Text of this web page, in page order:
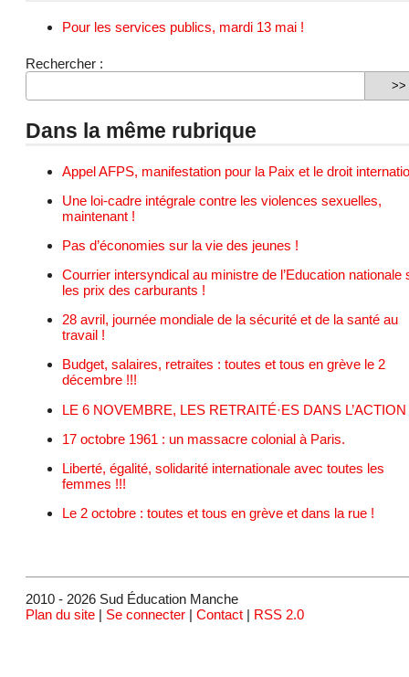
Pour les services publics, mardi 13 mai !
Rechercher :
Dans la même rubrique
Appel AFPS, manifestation pour la Paix et le droit
Une loi-cadre intégrale contre les violences sexuelles,
maintenant !
Pas d’économies sur la vie des jeunes !
Courrier intersyndical au ministre de l’Education nationale
les prix des carburants !
28 avril, journée mondiale de la sécurité et de la santé au
travail !
Budget, salaires, retraites : toutes et tous en grève le 2
décembre !!!
LE 6 NOVEMBRE, LES RETRAITÉ·ES DANS L’ACTION
17 octobre 1961 : un massacre colonial à Paris.
Liberté, égalité, solidarité internationale avec toutes les
femmes !!!
Le 2 octobre : toutes et tous en grève et dans la rue !
2010 - 2026 Sud Éducation Manche
Plan du site | Se connecter | Contact | RSS 2.0